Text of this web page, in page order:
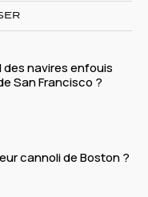
navires enfouis
San Francisco ?
cannoli de Boston ?